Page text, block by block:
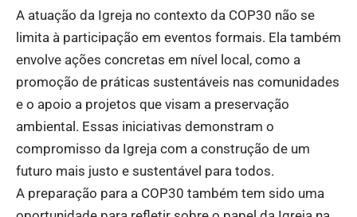
A atuação da Igreja no contexto da COP30 não se
limita à participação em eventos formais. Ela também
envolve ações concretas em nível local, como a
promoção de práticas sustentáveis nas comunidades
e o apoio a projetos que visam a preservação
ambiental. Essas iniciativas demonstram o
compromisso da Igreja com a construção de um
futuro mais justo e sustentável para todos.
A preparação para a COP30 também tem sido uma